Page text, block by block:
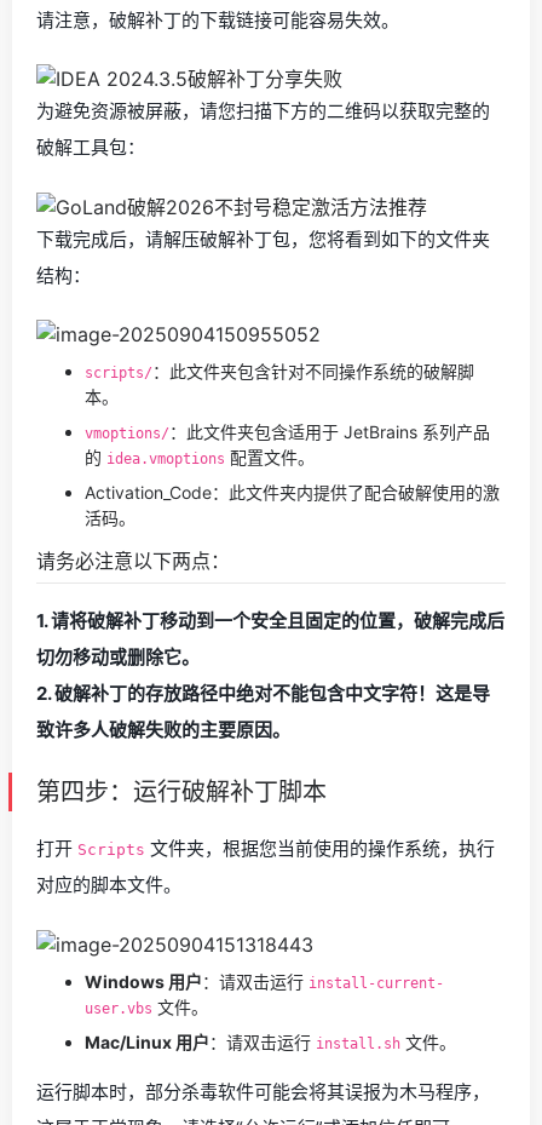
请注意，破解补丁的下载链接可能容易失效。
为避免资源被屏蔽，请您扫描下方的二维码以获取完整的
破解工具包：
下载完成后，请解压破解补丁包，您将看到如下的文件夹
结构：
scripts/ ：此文件夹包含针对不同操作系统的破解脚
本。
vmoptions/ ：此文件夹包含适用于 JetBrains 系列产品
的 idea.vmoptions 配置文件。
Activation_Code：此文件夹内提供了配合破解使用的激
活码。
请务必注意以下两点：
1. 请将破解补丁移动到一个安全且固定的位置，破解完成后
切勿移动或删除它。
2. 破解补丁的存放路径中绝对不能包含中文字符！这是导
致许多人破解失败的主要原因。
第四步：运行破解补丁脚本
打开 Scripts 文件夹，根据您当前使用的操作系统，执行
对应的脚本文件。
Windows 用户：请双击运行 install-current-
user.vbs 文件。
Mac/Linux 用户：请双击运行 install.sh 文件。
运行脚本时，部分杀毒软件可能会将其误报为木马程序，